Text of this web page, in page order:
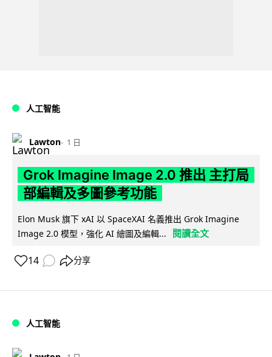
人工智能
Lawton 1 日
Grok Imagine Image 2.0 推出 主打局
部編輯及多圖參考功能
Elon Musk 旗下 xAI 以 SpaceXAI 名義推出 Grok Imagine
Image 2.0 模型，強化 AI 繪圖及編輯...
閱讀全文
14 分享
人工智能